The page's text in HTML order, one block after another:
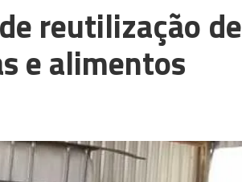
reutilização de
e alimentos